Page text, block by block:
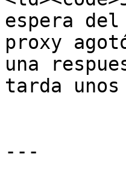
espera del
proxy
una
tarda
---